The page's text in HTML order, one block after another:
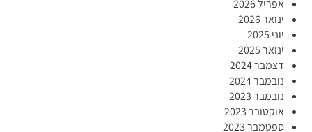
אפריל 2026
ינואר 2026
יוני 2025
ינואר 2025
דצמבר 2024
נובמבר 2024
נובמבר 2023
אוקטובר 2023
ספטמבר 2023